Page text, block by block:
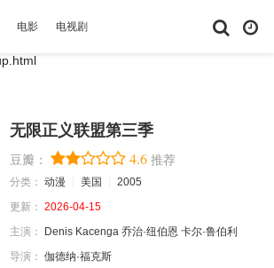
电影 电视剧 短剧大全 体育
无限正义联盟第三季
豆瓣： 4.6 推荐
分类： 动漫 美国
2005
更新： 2026-04-15
主演：
Denis Kacenga 乔治·纽伯恩 卡尔·鲁伯利
导演： 伽德纳·福克斯